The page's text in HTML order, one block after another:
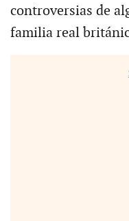
controversias de
familia real